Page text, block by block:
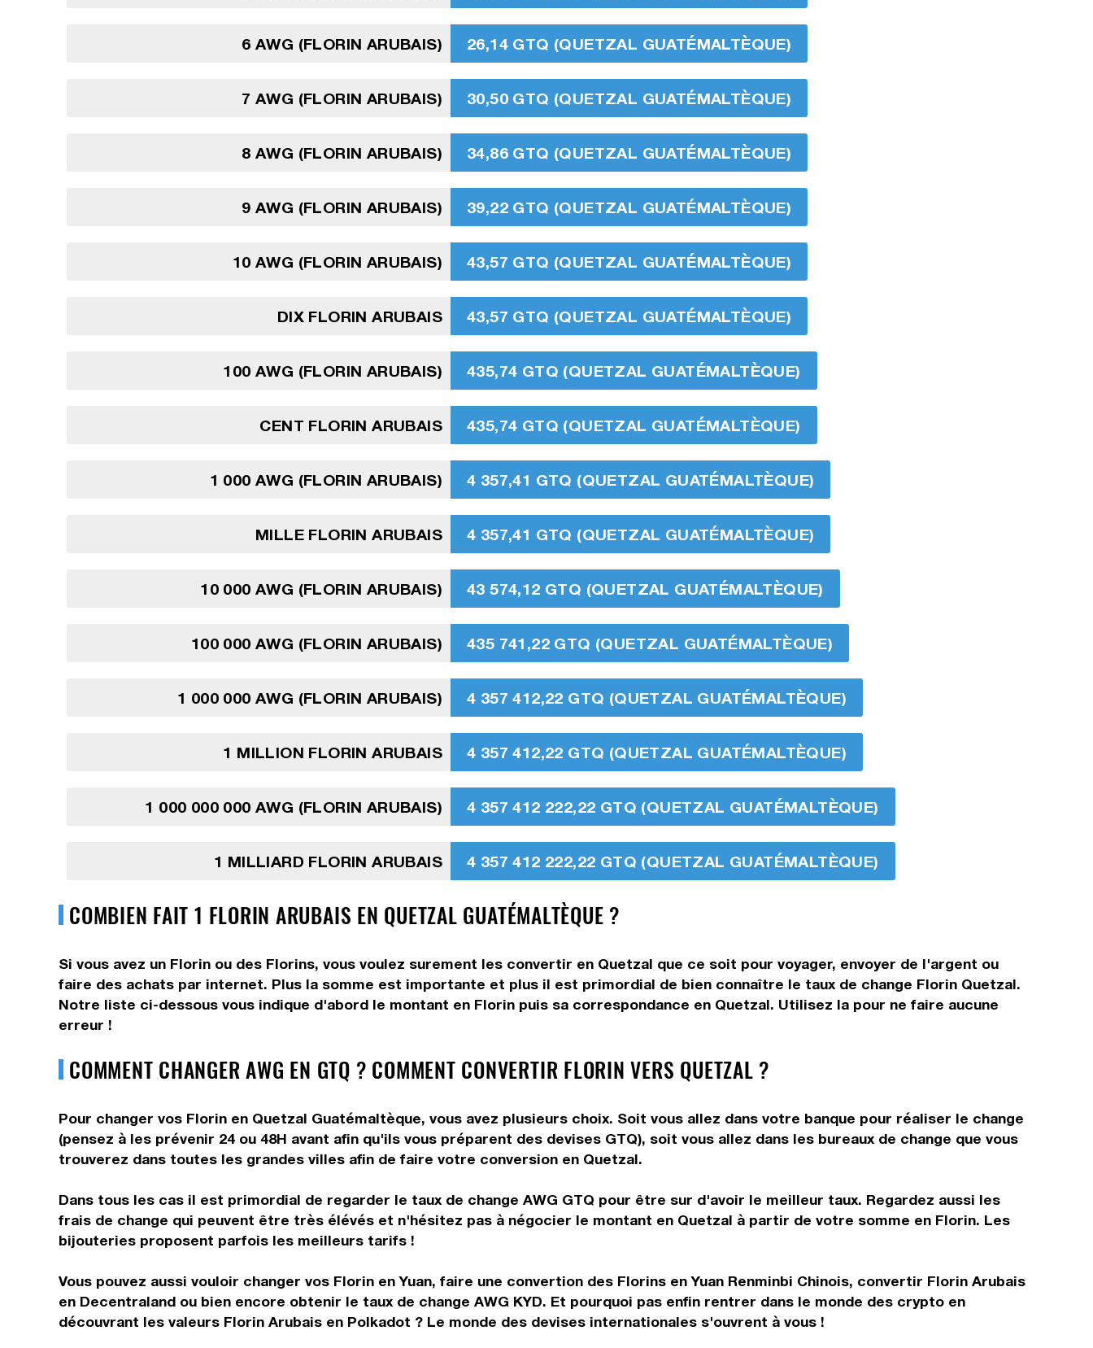
6 AWG (FLORIN ARUBAIS) 26,14 GTQ (QUETZAL GUATÉMALTÈQUE)
7 AWG (FLORIN ARUBAIS) 30,50 GTQ (QUETZAL GUATÉMALTÈQUE)
8 AWG (FLORIN ARUBAIS) 34,86 GTQ (QUETZAL GUATÉMALTÈQUE)
9 AWG (FLORIN ARUBAIS) 39,22 GTQ (QUETZAL GUATÉMALTÈQUE)
10 AWG (FLORIN ARUBAIS) 43,57 GTQ (QUETZAL GUATÉMALTÈQUE)
DIX FLORIN ARUBAIS 43,57 GTQ (QUETZAL GUATÉMALTÈQUE)
100 AWG (FLORIN ARUBAIS) 435,74 GTQ (QUETZAL GUATÉMALTÈQUE)
CENT FLORIN ARUBAIS 435,74 GTQ (QUETZAL GUATÉMALTÈQUE)
1 000 AWG (FLORIN ARUBAIS) 4 357,41 GTQ (QUETZAL GUATÉMALTÈQUE)
MILLE FLORIN ARUBAIS 4 357,41 GTQ (QUETZAL GUATÉMALTÈQUE)
10 000 AWG (FLORIN ARUBAIS) 43 574,12 GTQ (QUETZAL GUATÉMALTÈQUE)
100 000 AWG (FLORIN ARUBAIS) 435 741,22 GTQ (QUETZAL GUATÉMALTÈQUE)
1 000 000 AWG (FLORIN ARUBAIS) 4 357 412,22 GTQ (QUETZAL GUATÉMALTÈQUE)
1 MILLION FLORIN ARUBAIS 4 357 412,22 GTQ (QUETZAL GUATÉMALTÈQUE)
1 000 000 000 AWG (FLORIN ARUBAIS) 4 357 412 222,22 GTQ (QUETZAL GUATÉMALTÈQUE)
1 MILLIARD FLORIN ARUBAIS 4 357 412 222,22 GTQ (QUETZAL GUATÉMALTÈQUE)
COMBIEN FAIT 1 FLORIN ARUBAIS EN QUETZAL GUATÉMALTÈQUE ?
Si vous avez un Florin ou des Florins, vous voulez surement les convertir en Quetzal que ce soit pour voyager, envoyer de l'argent ou
faire des achats par internet. Plus la somme est importante et plus il est primordial de bien connaître le taux de change Florin Quetzal.
Notre liste ci-dessous vous indique d'abord le montant en Florin puis sa correspondance en Quetzal. Utilisez la pour ne faire aucune
erreur !
COMMENT CHANGER AWG EN GTQ ? COMMENT CONVERTIR FLORIN VERS QUETZAL ?
Pour changer vos Florin en Quetzal Guatémaltèque, vous avez plusieurs choix. Soit vous allez dans votre banque pour réaliser le change
(pensez à les prévenir 24 ou 48H avant afin qu'ils vous préparent des devises GTQ), soit vous allez dans les bureaux de change que vous
trouverez dans toutes les grandes villes afin de faire votre conversion en Quetzal.
Dans tous les cas il est primordial de regarder le taux de change AWG GTQ pour être sur d'avoir le meilleur taux. Regardez aussi les
frais de change qui peuvent être très élévés et n'hésitez pas à négocier le montant en Quetzal à partir de votre somme en Florin. Les
bijouteries proposent parfois les meilleurs tarifs !
Vous pouvez aussi vouloir changer vos Florin en Yuan, faire une convertion des Florins en Yuan Renminbi Chinois, convertir Florin Arubais
en Decentraland ou bien encore obtenir le taux de change AWG KYD. Et pourquoi pas enfin rentrer dans le monde des crypto en
découvrant les valeurs Florin Arubais en Polkadot ? Le monde des devises internationales s'ouvrent à vous !